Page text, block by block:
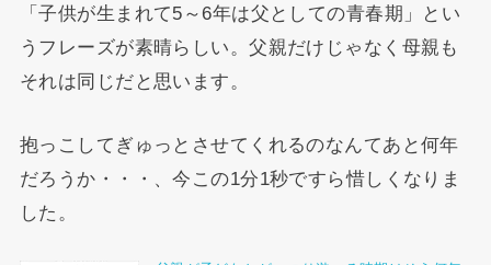
「子供が生まれて5～6年は父としての青春期」とい
うフレーズが素晴らしい。父親だけじゃなく母親も
それは同じだと思います。
抱っこしてぎゅっとさせてくれるのなんてあと何年
だろうか・・・、今この1分1秒ですら惜しくなりま
した。